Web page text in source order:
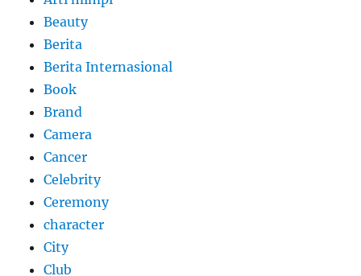
Beauty
Berita
Berita Internasional
Book
Brand
Camera
Cancer
Celebrity
Ceremony
character
City
Club